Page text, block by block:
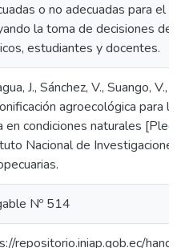
o no adecuadas para el
la toma de decisiones de
estudiantes y docentes.
J., Sánchez, V., Suango, V.,
agroecológica para
en condiciones naturales
Nacional de Investigaciones
Nº 514
repositorio.iniap.gob.ec/